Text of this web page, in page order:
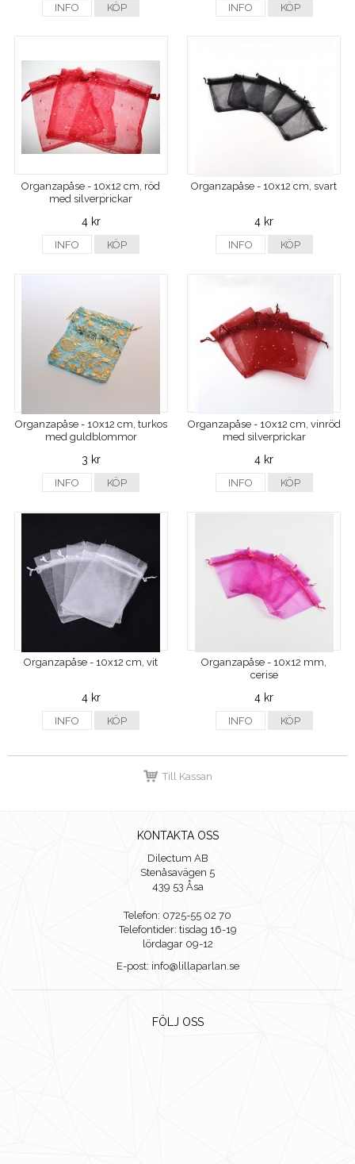
INFO KÖP INFO KÖP
Organzapåse - 10x12 cm, röd
med silverprickar
4 kr
INFO KÖP
Organzapåse - 10x12 cm, svart
4 kr
INFO KÖP
Organzapåse - 10x12 cm, turkos
med guldblommor
3 kr
INFO KÖP
Organzapåse - 10x12 cm, vinröd
med silverprickar
4 kr
INFO KÖP
Organzapåse - 10x12 cm, vit
4 kr
INFO KÖP
Organzapåse - 10x12 mm,
cerise
4 kr
INFO KÖP
Till Kassan
KONTAKTA OSS
Dilectum AB
Stenåsavägen 5
439 53 Åsa
Telefon: 0725-55 02 70
Telefontider: tisdag 16-19
lördagar 09-12
E-post: info@lillaparlan.se
FÖLJ OSS